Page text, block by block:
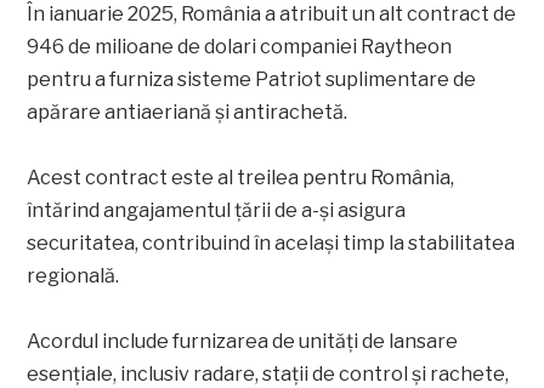
În ianuarie 2025, România a atribuit un alt contract de
946 de milioane de dolari companiei Raytheon
pentru a furniza sisteme Patriot suplimentare de
apărare antiaeriană și antirachetă.
Acest contract este al treilea pentru România,
întărind angajamentul țării de a-și asigura
securitatea, contribuind în același timp la stabilitatea
regională.
Acordul include furnizarea de unități de lansare
esențiale, inclusiv radare, stații de control și rachete,